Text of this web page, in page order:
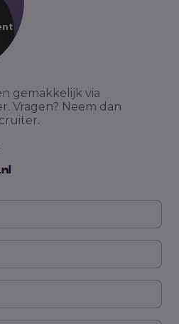
gemakkelijk via
Vragen? Neem dan